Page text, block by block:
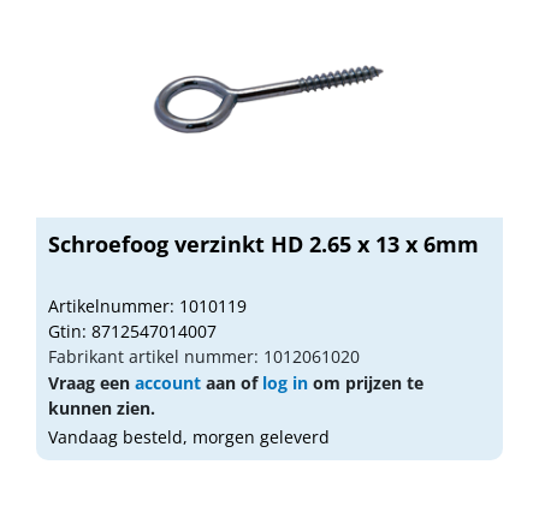
Schroefoog verzinkt HD 2.65 x 13 x 6mm
Artikelnummer: 1010119
Gtin: 8712547014007
Fabrikant artikel nummer: 1012061020
Vraag een account aan of log in om prijzen te
kunnen zien.
Vandaag besteld, morgen geleverd